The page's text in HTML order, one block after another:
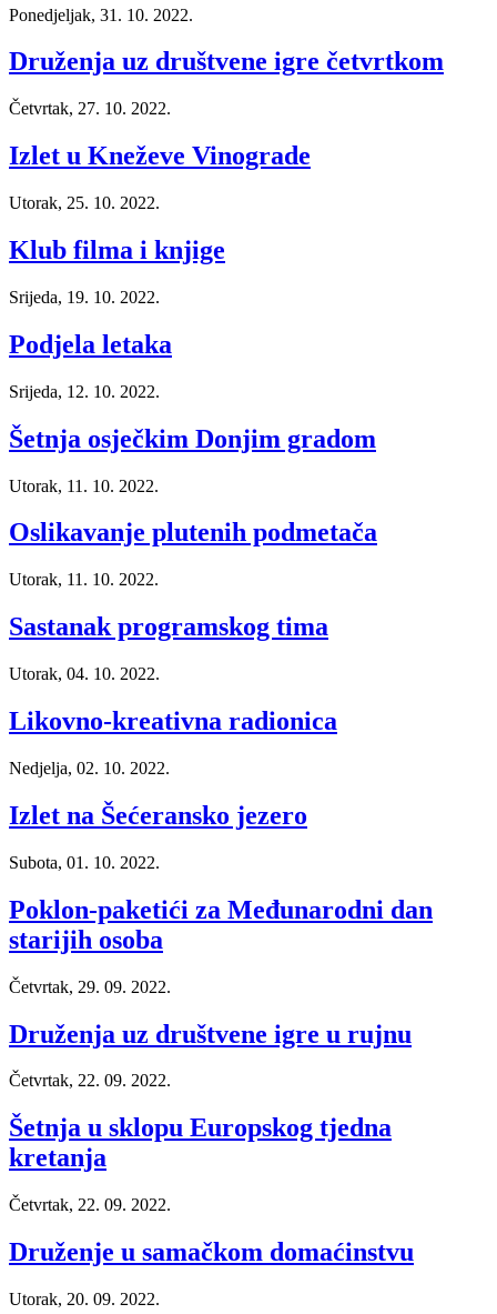
Ponedjeljak, 31. 10. 2022.
Druženja uz društvene igre četvrtkom
Četvrtak, 27. 10. 2022.
Izlet u Kneževe Vinograde
Utorak, 25. 10. 2022.
Klub filma i knjige
Srijeda, 19. 10. 2022.
Podjela letaka
Srijeda, 12. 10. 2022.
Šetnja osječkim Donjim gradom
Utorak, 11. 10. 2022.
Oslikavanje plutenih podmetača
Utorak, 11. 10. 2022.
Sastanak programskog tima
Utorak, 04. 10. 2022.
Likovno-kreativna radionica
Nedjelja, 02. 10. 2022.
Izlet na Šećeransko jezero
Subota, 01. 10. 2022.
Poklon-paketići za Međunarodni dan
starijih osoba
Četvrtak, 29. 09. 2022.
Druženja uz društvene igre u rujnu
Četvrtak, 22. 09. 2022.
Šetnja u sklopu Europskog tjedna
kretanja
Četvrtak, 22. 09. 2022.
Druženje u samačkom domaćinstvu
Utorak, 20. 09. 2022.